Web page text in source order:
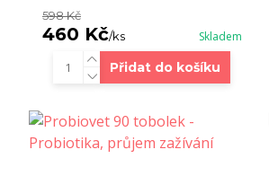
598 Kč
460 Kč/ks Skladem
Přidat do košíku